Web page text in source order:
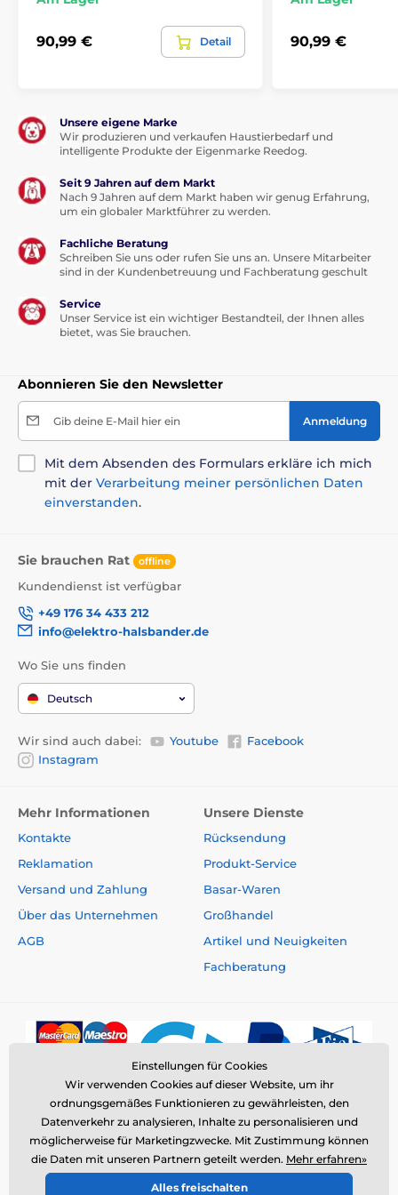
Für mittelgroße Hunde Für große Hunde
90,99 € Detail 90,99 €
Unsere eigene Marke
Wir produzieren und verkaufen Haustierbedarf und
intelligente Produkte der Eigenmarke Reedog.
Seit 9 Jahren auf dem Markt
Nach 9 Jahren auf dem Markt haben wir genug Erfahrung,
um ein globaler Marktführer zu werden.
Fachliche Beratung
Schreiben Sie uns oder rufen Sie uns an. Unsere Mitarbeiter
sind in der Kundenbetreuung und Fachberatung geschult
Service
Unser Service ist ein wichtiger Bestandteil, der Ihnen alles
bietet, was Sie brauchen.
Abonnieren Sie den Newsletter
Gib deine E-Mail hier ein Anmeldung
Mit dem Absenden des Formulars erkläre ich mich
mit der Verarbeitung meiner persönlichen Daten
einverstanden.
Sie brauchen Rat offline
Kundendienst ist verfügbar
+49 176 34 433 212
info@elektro-halsbander.de
Wo Sie uns finden
Deutsch
Wir sind auch dabei: Youtube
Facebook
Instagram
Mehr Informationen
Kontakte
Reklamation
Versand und Zahlung
Über das Unternehmen
AGB
Unsere Dienste
Rücksendung
Produkt-Service
Basar-Waren
Großhandel
Artikel und Neuigkeiten
Fachberatung
© 2026 www.elektro-halsbander.de ⦁ E-Shop erstellt von
SIMPLIA.cz
Einstellungen für Cookies
Wir verwenden Cookies auf dieser Website, um ihr
ordnungsgemäßes Funktionieren zu gewährleisten, den
Datenverkehr zu analysieren, Inhalte zu personalisieren und
möglicherweise für Marketingzwecke. Mit Zustimmung können
die Daten mit unseren Partnern geteilt werden. Mehr erfahren»
Alles freischalten